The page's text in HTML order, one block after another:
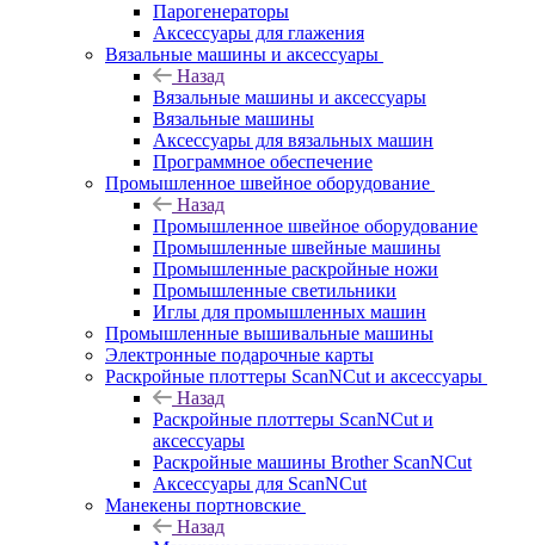
Парогенераторы
Аксессуары для глажения
Вязальные машины и аксессуары
Назад
Вязальные машины и аксессуары
Вязальные машины
Аксессуары для вязальных машин
Программное обеспечение
Промышленное швейное оборудование
Назад
Промышленное швейное оборудование
Промышленные швейные машины
Промышленные раскройные ножи
Промышленные светильники
Иглы для промышленных машин
Промышленные вышивальные машины
Электронные подарочные карты
Раскройные плоттеры ScanNCut и аксессуары
Назад
Раскройные плоттеры ScanNCut и
аксессуары
Раскройные машины Brother ScanNCut
Аксессуары для ScanNCut
Манекены портновские
Назад